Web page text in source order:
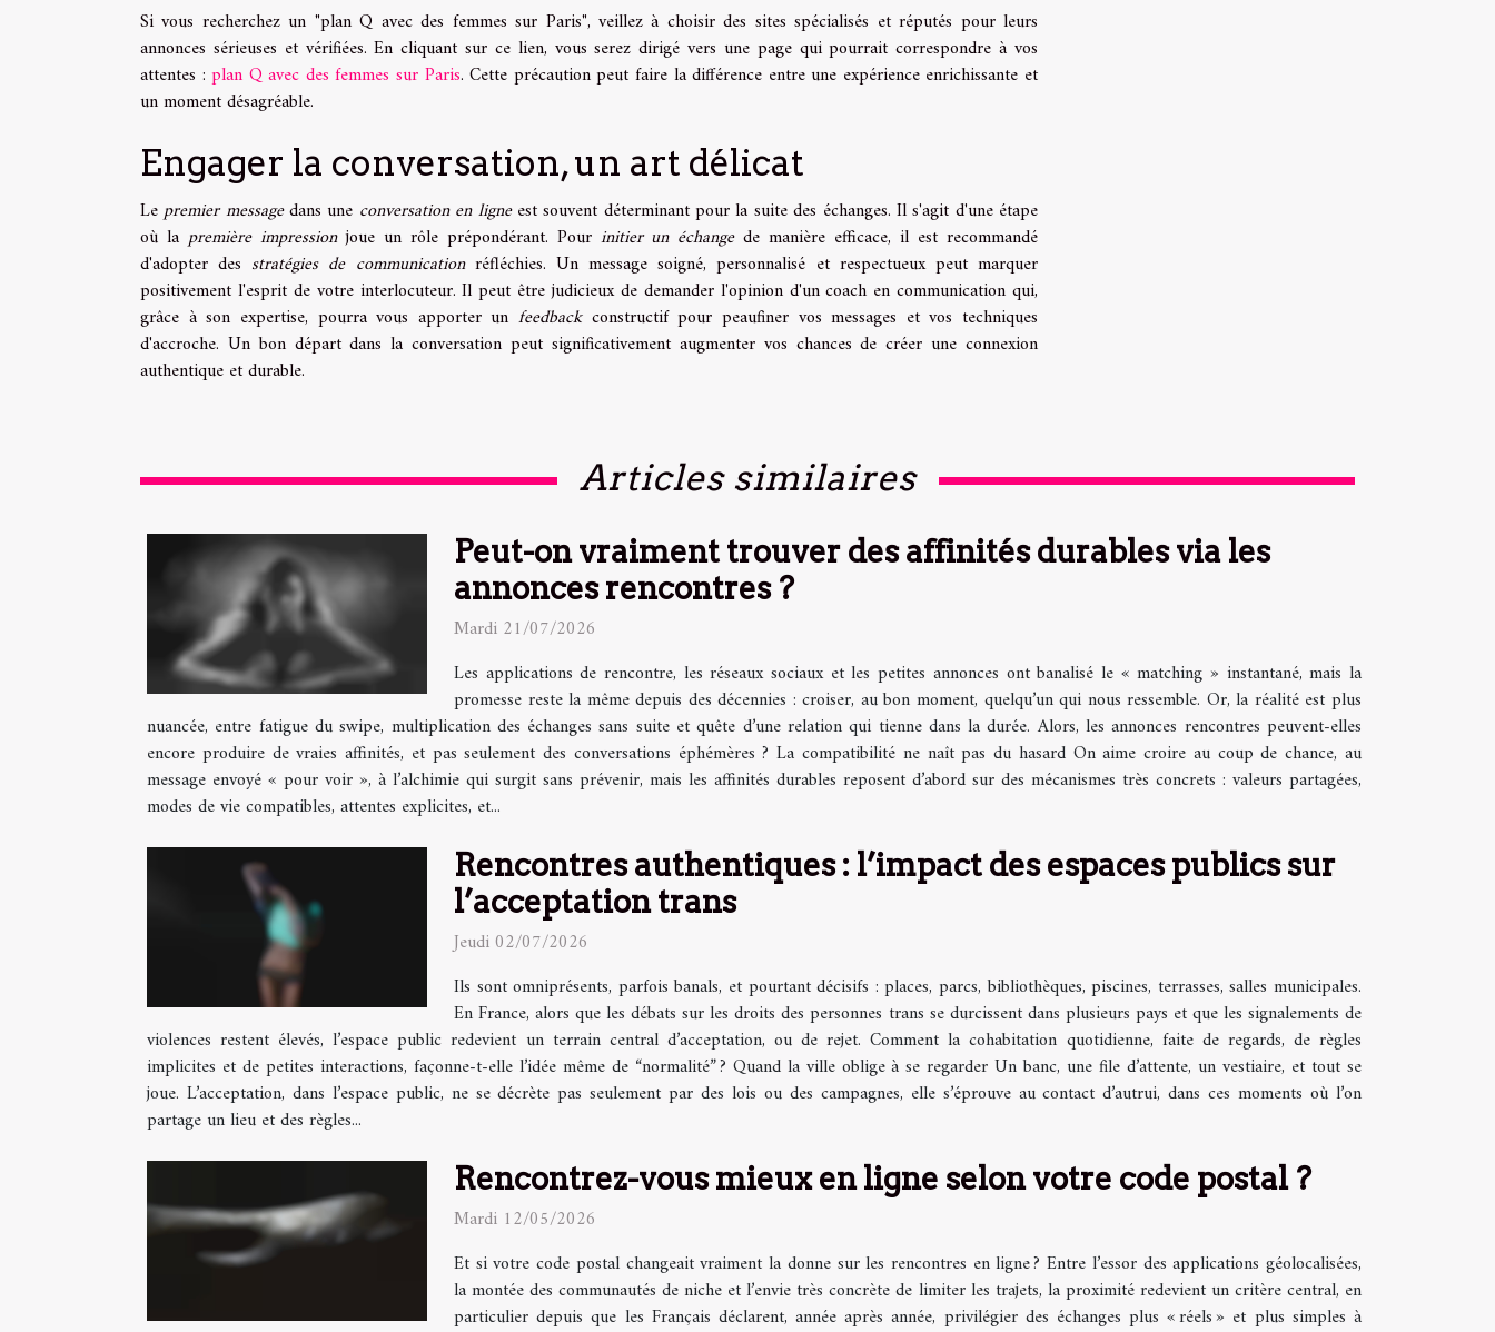
Si vous recherchez un "plan Q avec des femmes sur Paris", veillez à choisir des sites spécialisés et réputés pour leurs
annonces sérieuses et vérifiées. En cliquant sur ce lien, vous serez dirigé vers une page qui pourrait correspondre à vos
attentes :plan Q avec des femmes sur Paris. Cette précaution peut faire la différence entre une expérience enrichissante et
un moment désagréable.
Engager la conversation, un art délicat
Lepremier messagedans une conversation en ligneest souvent déterminant pour la suite des échanges. Il s'agit d'une étape
où lapremière impressionjoue un rôle prépondérant. Pour initier un échangede manière efficace, il est recommandé
d'adopter des stratégies de communicationréfléchies. Un message soigné, personnalisé et respectueux peut marquer
positivement l'esprit de votre interlocuteur. Il peut être judicieux de demander l'opinion d'un coach en communication qui,
grâce à son expertise, pourra vous apporter un feedbackconstructif pour peaufiner vos messages et vos techniques
d'accroche. Un bon départ dans la conversation peut significativement augmenter vos chances de créer une connexion
authentique et durable.
Articles similaires
Peut-on vraiment trouver des affinités durables via les
annonces rencontres ?
Mardi 21/07/2026
Les applications de rencontre, les réseaux sociaux et les petites annonces ont banalisé le « matching » instantané, mais la
promesse reste la même depuis des décennies : croiser, au bon moment, quelqu’un qui nous ressemble. Or, la réalité est plus
nuancée, entre fatigue du swipe, multiplication des échanges sans suite et quête d’une relation qui tienne dans la durée. Alors, les annonces rencontres peuvent-elles
encore produire de vraies affinités, et pas seulement des conversations éphémères ? La compatibilité ne naît pas du hasard On aime croire au coup de chance, au
message envoyé « pour voir », à l’alchimie qui surgit sans prévenir, mais les affinités durables reposent d’abord sur des mécanismes très concrets : valeurs partagées,
modes de vie compatibles, attentes explicites, et...
Rencontres authentiques : l’impact des espaces publics sur
l’acceptation trans
Jeudi 02/07/2026
Ils sont omniprésents, parfois banals, et pourtant décisifs : places, parcs, bibliothèques, piscines, terrasses, salles municipales.
En France, alors que les débats sur les droits des personnes trans se durcissent dans plusieurs pays et que les signalements de
violences restent élevés, l’espace public redevient un terrain central d’acceptation, ou de rejet. Comment la cohabitation quotidienne, faite de regards, de règles
implicites et de petites interactions, façonne-t-elle l’idée même de “normalité” ? Quand la ville oblige à se regarder Un banc, une file d’attente, un vestiaire, et tout se
joue. L’acceptation, dans l’espace public, ne se décrète pas seulement par des lois ou des campagnes, elle s’éprouve au contact d’autrui, dans ces moments où l’on
partage un lieu et des règles...
Rencontrez-vous mieux en ligne selon votre code postal ?
Mardi 12/05/2026
Et si votre code postal changeait vraiment la donne sur les rencontres en ligne ? Entre l’essor des applications géolocalisées,
la montée des communautés de niche et l’envie très concrète de limiter les trajets, la proximité redevient un critère central, en
particulier depuis que les Français déclarent, année après année, privilégier des échanges plus « réels » et plus simples à